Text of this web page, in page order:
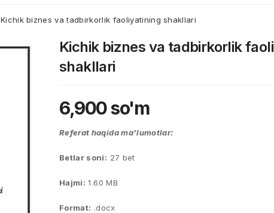
Kichik biznes va tadbirkorlik faoliyatining shakllari
Kichik biznes va tadbirkorlik
shakllari
6,900so'm
Referat haqida ma’lumotlar:
Betlar soni: 27 bet
Hajmi: 1.60 MB
Format: .docx